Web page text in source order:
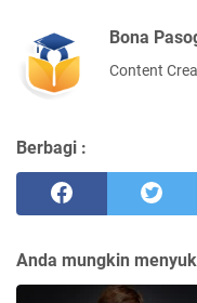
Bona
Content
Berbagi :
Anda mungkin